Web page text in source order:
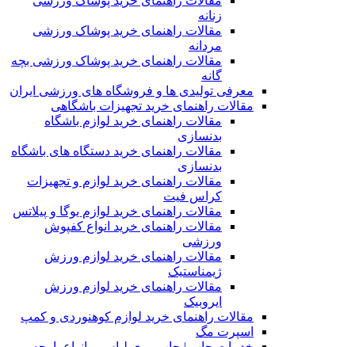
زنانه
مقالات راهنمای خرید پوشاک ورزشی
مردانه
مقالات راهنمای خرید پوشاک ورزشی بچه
گانه
معرفی تولیدی ها و فروشگاه های ورزشی ایران
مقالات راهنمای خرید تجهیزات باشگاهی
مقالات راهنمای خرید لوازم باشگاه
بدنسازی
مقالات راهنمای خرید دستگاه های باشگاه
بدنسازی
مقالات راهنمای خرید لوازم و تجهیزات
کراس فیت
مقالات راهنمای خرید لوازم یوگا و پیلاتس
مقالات راهنمای خرید انواع کفپوش
ورزشی
مقالات راهنمای خرید لوازم ورزش
ژیمناستیک
مقالات راهنمای خرید لوازم ورزش
ایروبیک
مقالات راهنمای خرید لوازم کوهنوردی و کمپ
اسپرت مگ